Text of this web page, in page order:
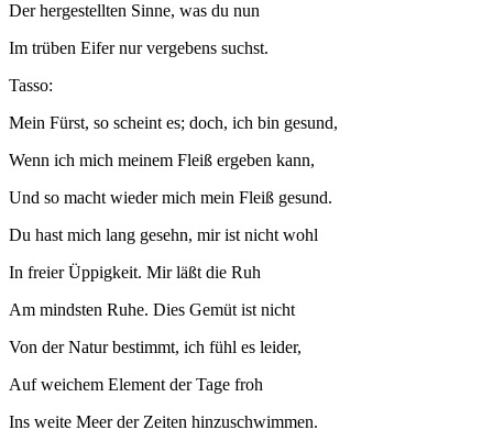
Der hergestellten Sinne, was du nun
Im trüben Eifer nur vergebens suchst.
Tasso:
Mein Fürst, so scheint es; doch, ich bin gesund,
Wenn ich mich meinem Fleiß ergeben kann,
Und so macht wieder mich mein Fleiß gesund.
Du hast mich lang gesehn, mir ist nicht wohl
In freier Üppigkeit. Mir läßt die Ruh
Am mindsten Ruhe. Dies Gemüt ist nicht
Von der Natur bestimmt, ich fühl es leider,
Auf weichem Element der Tage froh
Ins weite Meer der Zeiten hinzuschwimmen.